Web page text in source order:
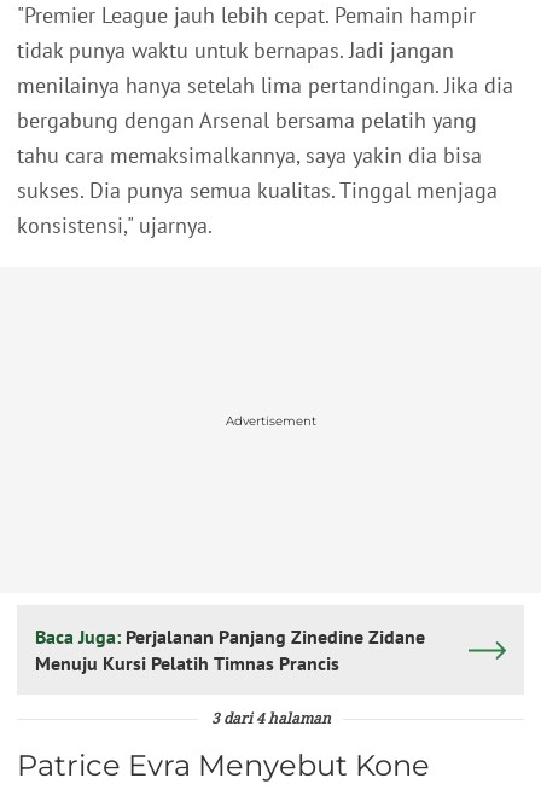
"Premier League jauh lebih cepat. Pemain hampir
tidak punya waktu untuk bernapas. Jadi jangan
menilainya hanya setelah lima pertandingan. Jika dia
bergabung dengan Arsenal bersama pelatih yang
tahu cara memaksimalkannya, saya yakin dia bisa
sukses. Dia punya semua kualitas. Tinggal menjaga
konsistensi," ujarnya.
Advertisement
Baca Juga: Perjalanan Panjang Zinedine Zidane
Menuju Kursi Pelatih Timnas Prancis
3 dari 4 halaman
Patrice Evra Menyebut Kone